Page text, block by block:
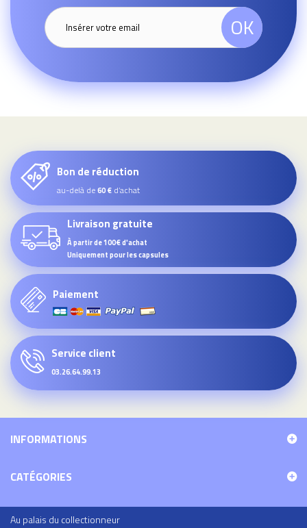
OK
Bon de réduction
au-delà de60 € d’achat
Livraison gratuite
À partir de 100€ d'achat
Uniquement pour les capsules
Paiement
Service client
03.26.64.99.13
INFORMATIONS
CATÉGORIES
Au palais du collectionneur